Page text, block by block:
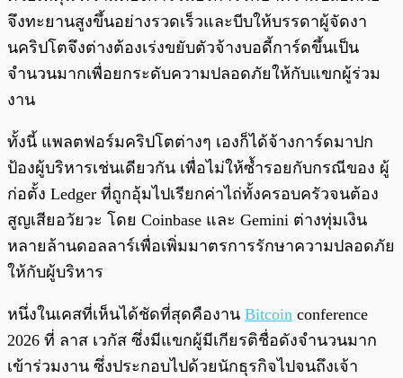
จึงทะยานสูงขึ้นอย่างรวดเร็วและบีบให้บรรดาผู้จัดงา
นคริปโตจึงต่างต้องเร่งขยับตัวจ้างบอดี้การ์ดขึ้นเป็น
จำนวนมากเพื่อยกระดับความปลอดภัยให้กับแขกผู้ร่วม
งาน
ทั้งนี้ แพลตฟอร์มคริปโตต่างๆ เองก็ได้จ้างการ์ดมาปก
ป้องผู้บริหารเช่นเดียวกัน เพื่อไม่ให้ซ้ำรอยกับกรณีของ ผู้
ก่อตั้ง Ledger ที่ถูกอุ้มไปเรียกค่าไถ่ทั้งครอบครัวจนต้อง
สูญเสียอวัยวะ โดย Coinbase และ Gemini ต่างทุ่มเงิน
หลายล้านดอลลาร์เพื่อเพิ่มมาตรการรักษาความปลอดภัย
ให้กับผู้บริหาร
หนึ่งในเคสที่เห็นได้ชัดที่สุดคืองาน Bitcoin conference
2026 ที่ ลาส เวกัส ซึ่งมีแขกผู้มีเกียรติชื่อดังจำนวนมาก
เข้าร่วมงาน ซึ่งประกอบไปด้วยนักธุรกิจไปจนถึงเจ้า